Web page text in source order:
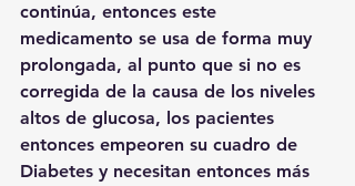
continúa, entonces este
medicamento se usa de forma muy
prolongada, al punto que si no es
corregida de la causa de los niveles
altos de glucosa, los pacientes
entonces empeoren su cuadro de
Diabetes y necesitan entonces más